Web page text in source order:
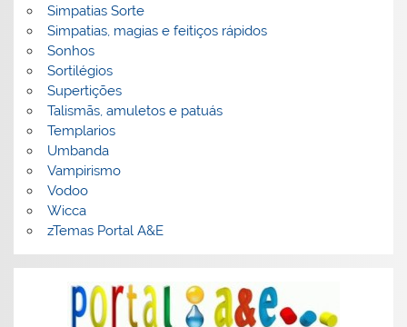
Simpatias Sorte
Simpatias, magias e feitiços rápidos
Sonhos
Sortilégios
Supertições
Talismãs, amuletos e patuás
Templarios
Umbanda
Vampirismo
Vodoo
Wicca
zTemas Portal A&E